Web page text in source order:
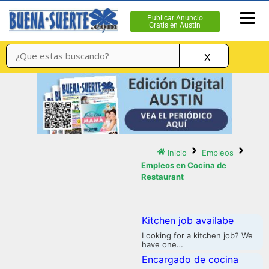
Publicar Anuncio
Gratis en Austin
x
Inicio
Empleos
Empleos en Cocina de
Restaurant
kitchen job availabe
Looking for a kitchen job? We
have one…
encargado de cocina